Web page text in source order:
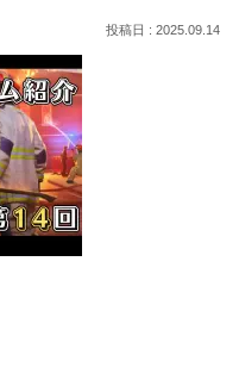
2025.09.14